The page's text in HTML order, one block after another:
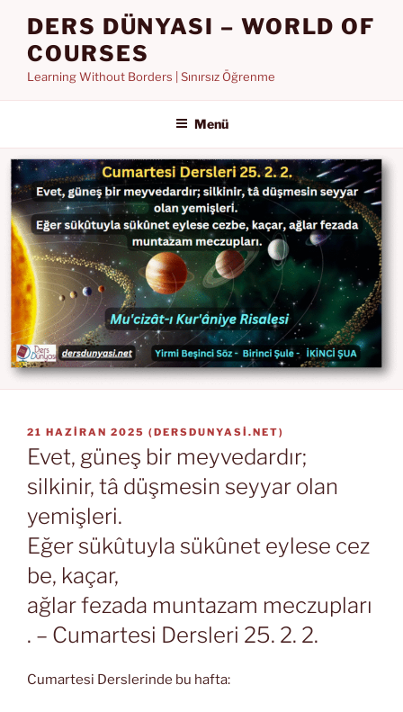
DERS DÜNYASI – WORLD OF
COURSES
Learning Without Borders | Sınırsız Öğrenme
Menü
YAYIM
TARIHI
21 HAZIRAN 2025 (DERSDUNYASI.NET)
Evet, güneş bir meyvedardır;
silkinir, tâ düşmesin seyyar olan
yemişleri.
Eğer sükûtuyla sükûnet eylese cez
be, kaçar,
ağlar fezada muntazam meczupları
. – Cumartesi Dersleri 25. 2. 2.
Cumartesi Derslerinde bu hafta: